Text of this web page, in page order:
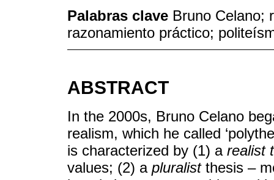
Palabras clave Bruno Celano;
razonamiento práctico;
ABSTRACT
In the 2000s, Bruno Celano
realism, which he called
is characterized by (1) a realist
values; (2) a pluralist thesis –